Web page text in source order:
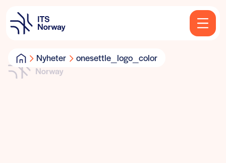
Nyheter onesettle_logo_color